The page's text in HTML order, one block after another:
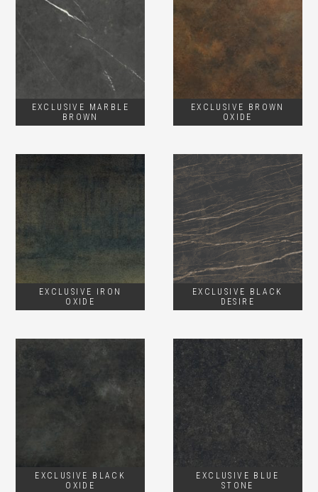
EXCLUSIVE MARBLE
BROWN
EXCLUSIVE BROWN
OXIDE
EXCLUSIVE IRON
OXIDE
EXCLUSIVE BLACK
DESIRE
EXCLUSIVE BLACK
OXIDE
EXCLUSIVE BLUE
STONE